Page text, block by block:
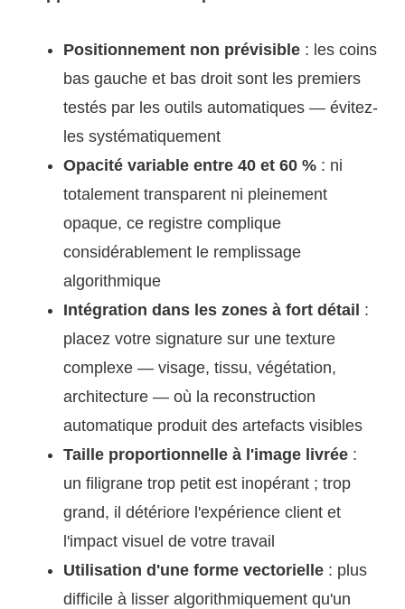
Positionnement non prévisible : les coins
bas gauche et bas droit sont les premiers
testés par les outils automatiques — évitez-
les systématiquement
Opacité variable entre 40 et 60 % : ni
totalement transparent ni pleinement
opaque, ce registre complique
considérablement le remplissage
algorithmique
Intégration dans les zones à fort détail :
placez votre signature sur une texture
complexe — visage, tissu, végétation,
architecture — où la reconstruction
automatique produit des artefacts visibles
Taille proportionnelle à l'image livrée :
un filigrane trop petit est inopérant ; trop
grand, il détériore l'expérience client et
l'impact visuel de votre travail
Utilisation d'une forme vectorielle : plus
difficile à lisser algorithmiquement qu'un